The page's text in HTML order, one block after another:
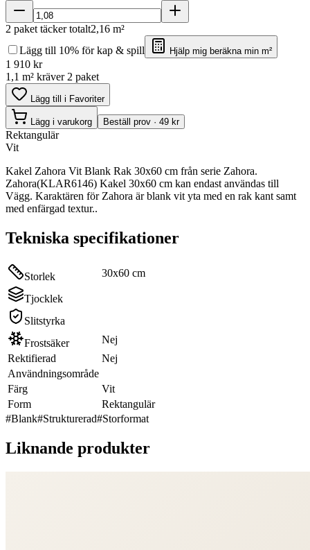
2 paket täcker totalt2,16 m²
Lägg till 10% för kap & spill
Hjälp mig beräkna min m²
1 910 kr
1,1 m² kräver 2 paket
Lägg till i Favoriter
Lägg i varukorg Beställ prov · 49 kr
Rektangulär
Vit
Kakel Zahora Vit Blank Rak 30x60 cm från serie Zahora.
Zahora(KLAR6146) Kakel 30x60 cm kan endast användas till
Vägg. Karaktären för Zahora är blank vit yta med en rak kant samt
med enfärgad textur..
Tekniska specifikationer
Storlek 30x60 cm
Tjocklek
Slitstyrka
Frostsäker
Nej
Rektifierad
Nej
Användningsområde
Färg
Vit
Form
Rektangulär
#Blank#Strukturerad#Storformat
Liknande produkter